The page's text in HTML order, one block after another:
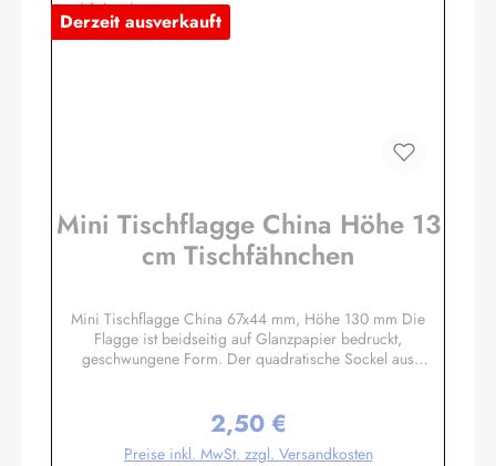
Derzeit ausverkauft
Mini Tischflagge China Höhe 13
cm Tischfähnchen
Mini Tischflagge China 67x44 mm, Höhe 130 mm Die
Flagge ist beidseitig auf Glanzpapier bedruckt,
geschwungene Form. Der quadratische Sockel aus
wird. Auf den 4 schrägen Flächen können Sie bei Bedarf
kleine Schildchen anbringen. Somit eignet sich diese
Tischflagge auch hervorragend als Werbegeschenk oder
Regulärer Preis:
2,50 €
Preise inkl. MwSt. zzgl. Versandkosten